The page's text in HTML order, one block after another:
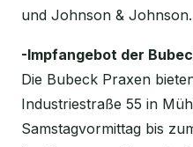
und Johnson & Johnson.
-Impfangebot der
Die Bubeck Praxen
Industriestraße 55 in
Samstagvormittag bis